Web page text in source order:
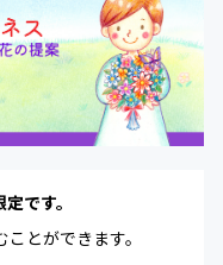
です。
とができます。